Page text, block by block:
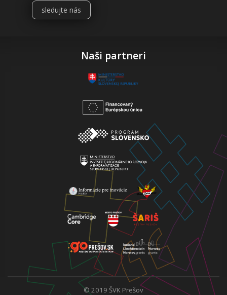
sledujte nás
Naši partneri
© 2019 ŠVK Prešov